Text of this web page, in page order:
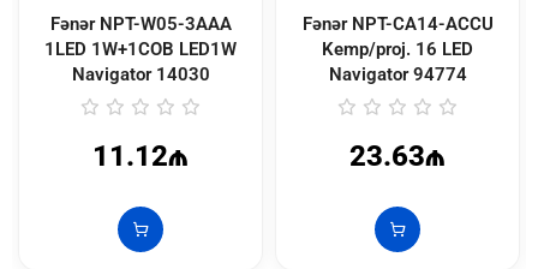
Fənər NPT-W05-3AAA
1LED 1W+1COB LED1W
Navigator 14030
11.12₼
Fənər NPT-CA14-ACCU
Kemp/proj. 16 LED
Navigator94774
23.63₼